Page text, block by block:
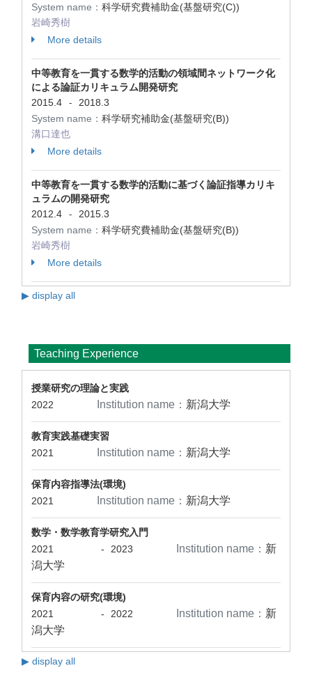
System name： 科学研究費補助金(基盤研究(C))
岩崎秀樹
More details
中等教育を一貫する数学的活動の領域間ネットワーク化
による論証カリキュラム開発研究
2015.4
-
2018.3
System name： 科学研究補助金(基盤研究(B))
溝口達也
More details
中等教育を一貫する数学的活動に基づく論証指導カリキ
ュラムの開発研究
2012.4
-
2015.3
System name： 科学研究費補助金(基盤研究(B))
岩崎秀樹
More details
▶ display all
Teaching Experience
授業研究の理論と実践
2022
Institution name： 新潟大学
教育実践基礎実習
2021
Institution name： 新潟大学
保育内容指導法(環境)
2021
Institution name： 新潟大学
数学・数学教育学研究入門
2021
- 2023 Institution name： 新
潟大学
保育内容の研究(環境)
2021
- 2022 Institution name： 新
潟大学
▶ display all